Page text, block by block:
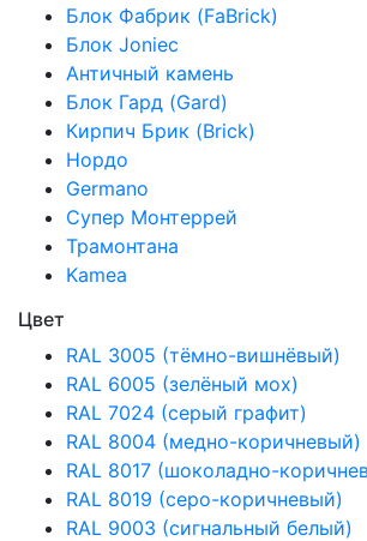
Блок Фабрик (FaBrick)
Блок Joniec
Античный камень
Блок Гард (Gard)
Кирпич Брик (Brick)
Нордо
Germano
Супер Монтеррей
Трамонтана
Kamea
Цвет
RAL 3005 (тёмно-вишнёвый)
RAL 6005 (зелёный мох)
RAL 7024 (серый графит)
RAL 8004 (медно-коричневый)
RAL 8017 (шоколадно-
RAL 8019 (серо-коричневый)
RAL 9003 (сигнальный белый)